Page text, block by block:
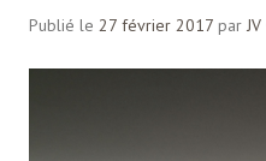
Publié le 27 février 2017 par